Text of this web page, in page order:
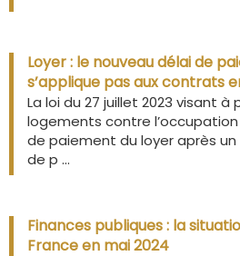
Loyer : le nouveau délai de
s’applique pas aux contrats
La loi du 27 juillet 2023 visant à
logements contre
de paiement du loyer après
de p ...
Finances publiques : la
France en mai 2024